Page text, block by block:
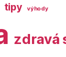
tipy výhody
zdravá